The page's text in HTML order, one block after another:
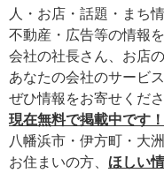
人・お店・話題・まち
不動産・広告等の情報
会社の社長さん、お店の
あなたの会社のサービ
ぜひ情報をお寄せくださ
現在無料で掲載中です！
八幡浜市・伊方町・大
お住まいの方、 ほしい